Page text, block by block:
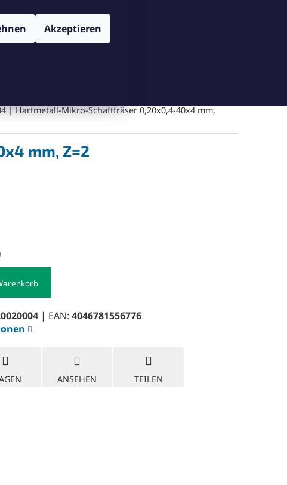
Akzeptieren
| Hartmetall-Mikro-Schaftfräser 0,20x0,4-40x4 mm,
mm, Z=2
| EAN: 4046781556776
ANSEHEN TEILEN